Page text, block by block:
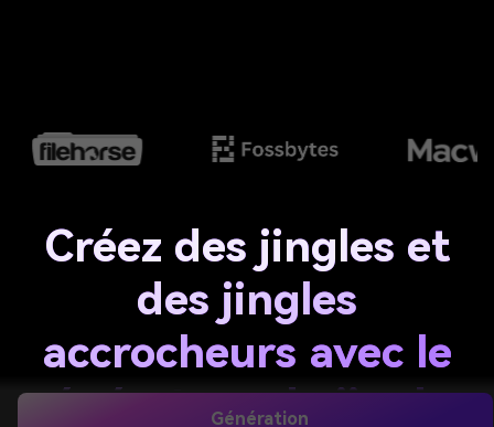
Génération
Créez des jingles et
des jingles
accrocheurs avec le
générateur de jingles